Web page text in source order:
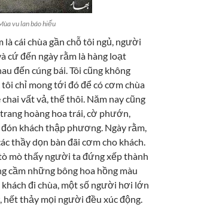
vu lan báo hiếu
là cái chùa gần chỗ tôi ngủ, người
cứ đến ngày rằm là hàng loạt
đến cúng bái. Tôi cũng không
chỉ mong tới đó để có cơm chùa
vất vả, thế thôi. Năm nay cũng
hoàng hoa trái, cờ phướn,
khách thập phương. Ngày rằm,
thầy dọn bàn đãi cơm cho khách.
mò thấy người ta đứng xếp thành
cầm những bông hoa hồng màu
đi chùa, một số người hơi lớn
thảy mọi người đều xúc động.